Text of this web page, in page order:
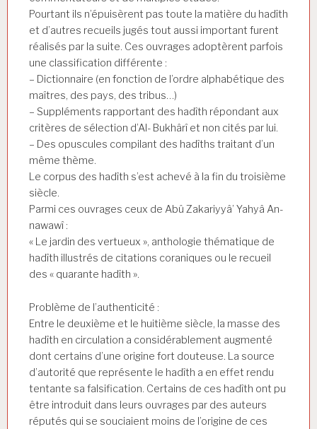
Pourtant ils n’épuisèrent pas toute la matière du hadîth
et d’autres recueils jugés tout aussi important furent
réalisés par la suite. Ces ouvrages adoptèrent parfois
une classification différente :
– Dictionnaire (en fonction de l’ordre alphabétique des
maîtres, des pays, des tribus…)
– Suppléments rapportant des hadîth répondant aux
critères de sélection d’Al- Bukhârî et non cités par lui.
– Des opuscules compilant des hadîths traitant d’un
même thème.
Le corpus des hadîth s’est achevé à la fin du troisième
siècle.
Parmi ces ouvrages ceux de Abû Zakariyyâ’ Yahyâ An-
nawawî :
« Le jardin des vertueux », anthologie thématique de
hadîth illustrés de citations coraniques ou le recueil
des « quarante hadîth ».
Problème de l’authenticité :
Entre le deuxième et le huitième siècle, la masse des
hadîth en circulation a considérablement augmenté
dont certains d’une origine fort douteuse. La source
d’autorité que représente le hadîth a en effet rendu
tentante sa falsification. Certains de ces hadîth ont pu
être introduit dans leurs ouvrages par des auteurs
réputés qui se souciaient moins de l’origine de ces